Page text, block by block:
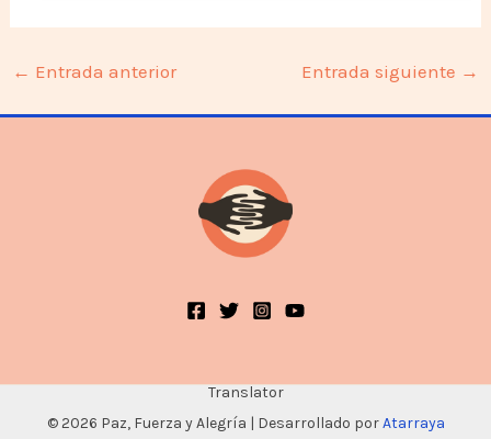
← Entrada anterior Entrada siguiente →
Translator
© 2026 Paz, Fuerza y Alegría | Desarrollado porAtarraya